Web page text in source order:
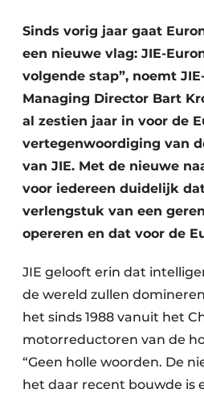
Sinds vorig jaar gaat
een nieuwe vlag: JIE-
volgende stap”, noemt
Managing Director Bart
al zestien jaar in voor de
vertegenwoordiging van
van JIE. Met de nieuwe
voor iedereen duidelijk
verlengstuk van een
opereren en dat voor de
JIE gelooft erin dat
de wereld zullen
het sinds 1988 vanuit het
motorreductoren van de
“Geen holle woorden. De
het daar recent bouwde is